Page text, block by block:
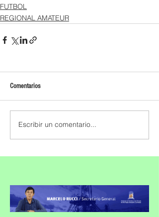
FUTBOL
REGIONAL AMATEUR
Comentarios
Escribir un comentario...